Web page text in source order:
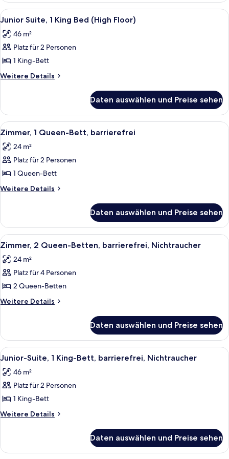
anzeigen
Queen-
Bett,
allergikerfreundlich
Alle
Fotos
für
Junior
Suite,
1
(High
Floor)
anzeigen
Ein Hotelzimmer mit einem großen
8
Junior Suite, 1 King Bed (High Floor)
46 m²
Platz für 2 Personen
1 King-Bett
Weitere Details
Weitere
Suite,
King
(High
Floor)
Daten auswählen und Preise sehen
Alle
Fotos
für
Zimmer,
1
Queen-
anzeigen
Ein Hotelzimmer mit einem großen
7
Zimmer, 1 Queen-Bett, barrierefrei
24 m²
Platz für 2 Personen
1 Queen-Bett
Weitere Details
Weitere
1
Queen-
Bett,
Daten auswählen und Preise sehen
Alle
Fotos
für
Zimmer,
2 Queen-
Betten,
anzeigen
Ein Hotelzimmer mit zwei Betten,
7
Zimmer, 2 Queen-Betten, barrierefrei, Nichtraucher
24 m²
Platz für 4 Personen
2 Queen-Betten
Weitere Details
Weitere
2 Queen-
Betten,
barrierefrei,
Daten auswählen und Preise sehen
Alle
Fotos
für
Junior-
Suite,
1 King-
Nichtraucher
Ein modernes Zimmer mit großem
7
Junior-Suite, 1 King-Bett, barrierefrei, Nichtraucher
46 m²
Platz für 2 Personen
1 King-Bett
Weitere Details
Weitere
Suite,
Daten auswählen und Preise sehen